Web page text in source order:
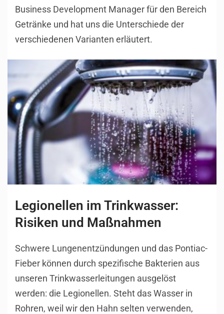
Business Development Manager für den Bereich
Getränke und hat uns die Unterschiede der
verschiedenen Varianten erläutert.
Legionellen im Trinkwasser:
Risiken und Maßnahmen
Schwere Lungenentzündungen und das Pontiac-
Fieber können durch spezifische Bakterien aus
unseren Trinkwasserleitungen ausgelöst
werden: die Legionellen. Steht das Wasser in
Rohren, weil wir den Hahn selten verwenden,